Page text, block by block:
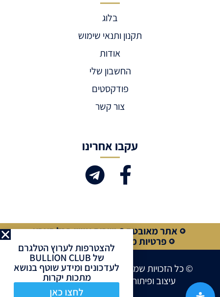
בלוג
תקנון ותנאי שימוש
אודות
החשבון שלי
פודקסטים
צור קשר
עקבו אחרינו
אתר מאובטח
שירות אישי בכל הארץ
פרטיות מלאה
קנייה מאובטחת
עיצוב ופיתוח אתרים ע”יSite Market
© כל הזכויות שמורות לחברת BULLION CLUB
להצטרפות לערוץ הטלגרם
של BULLION CLUB
לעדכונים ומידע שוטף בנושא
מתכות יקרות
לחצו כאן